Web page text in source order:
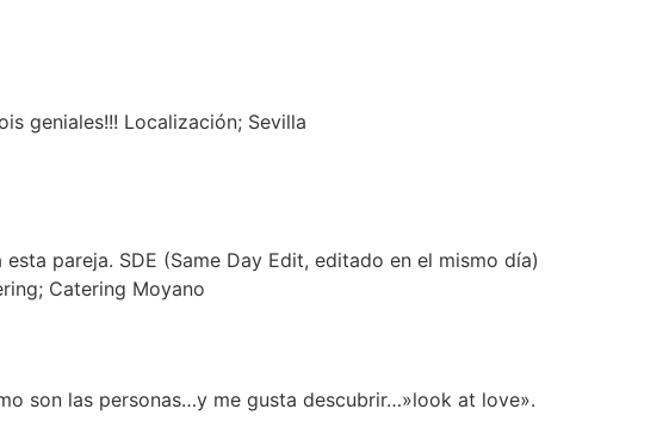
geniales!!! Localización; Sevilla
pareja. SDE (Same Day Edit, editado en el mismo día)
Catering Moyano
son las personas…y me gusta descubrir…»look at love».